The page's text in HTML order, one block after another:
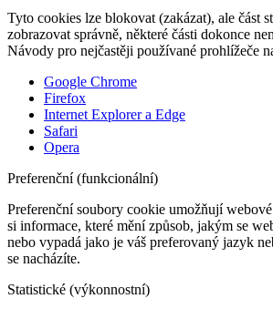
Tyto cookies lze blokovat (zakázat), ale část
zobrazovat správně, některé části dokonce
Návody pro nejčastěji používané prohlížeče
Google Chrome
Firefox
Internet Explorer a Edge
Safari
Opera
Preferenční (funkcionální)
Preferenční soubory cookie umožňují
si informace, které mění způsob, jakým se
nebo vypadá jako je váš preferovaný jazyk
se nacházíte.
Statistické (výkonnostní)